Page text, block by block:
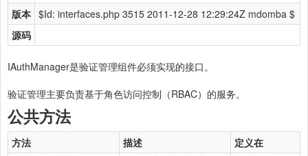
版本 $Id: interfaces.php 3515 2011-12-28 12:29:24Z mdomba $
源码
IAuthManager是验证管理组件必须实现的接口。
验证管理主要负责基于角色访问控制（RBAC）的服务。
公共方法
方法 描述
定义在